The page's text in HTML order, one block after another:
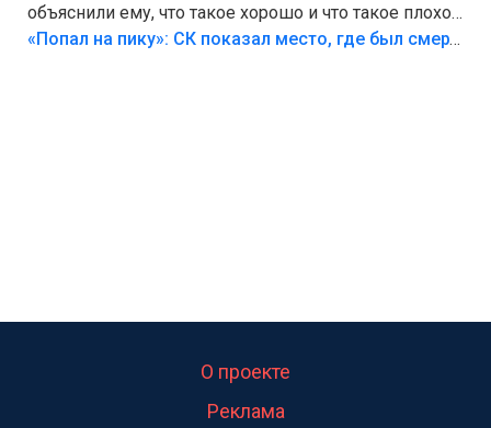
объяснили ему, что такое хорошо и что такое плохо!
Лезть через такой забор,верх безумия,есть же
«Попал на пику»: СК показал место, где был смертельно травмирован ребенок в Тольятти
О проекте
Реклама